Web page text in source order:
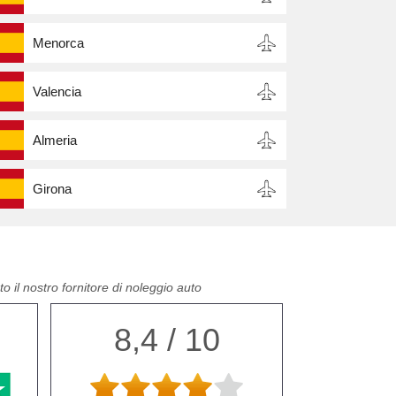
Menorca
Valencia
Almeria
Girona
il nostro fornitore di noleggio auto
8,4 / 10